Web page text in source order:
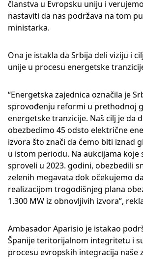
članstva u Evropsku uniju i
nastaviti da nas podržava na tom
ministarka.
Ona je istakla da Srbija deli viziju i
unije u procesu energetske
“Energetska zajednica označila je
sprovođenju reformi u prethodnoj
energetske tranzicije. Naš cilj je da
obezbedimo 45 odsto električne
izvora što znači da ćemo biti iznad
u istom periodu. Na aukcijama koje
sproveli u 2023. godini, obezbedili
zelenih megavata dok očekujemo
realizacijom trogodišnjeg plana
1.300 MW iz obnovljivih izvora”,
Ambasador Aparisio je istakao
Španije teritorijalnom integritetu i
procesu evropskih integracija naše